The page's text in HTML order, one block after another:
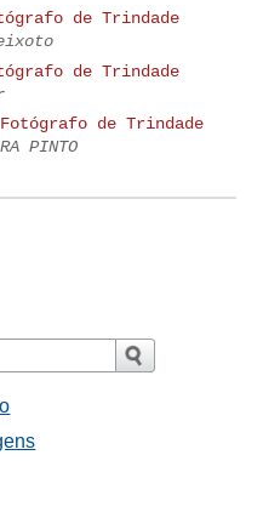
de Trindade
de Trindade
de Trindade
PINTO